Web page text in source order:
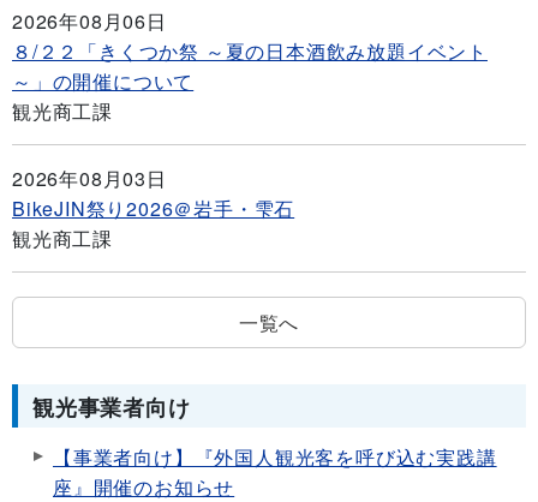
2026年08月06日
８/２２「きくつか祭 ～夏の日本酒飲み放題イベント
～」の開催について
観光商工課
2026年08月03日
BikeJIN祭り2026＠岩手・雫石
観光商工課
一覧へ
観光事業者向け
【事業者向け】『外国人観光客を呼び込む実践講
座』開催のお知らせ